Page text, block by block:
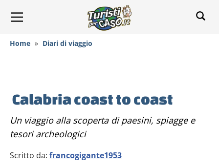
Home » Diari di viaggio
Calabria coast to coast
Un viaggio alla scoperta di paesini, spiagge e
tesori archeologici
Scritto da: francogigante1953